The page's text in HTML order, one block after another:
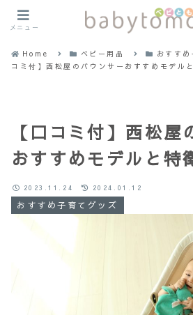
Home ベビー用品 おすす
コミ付】西松屋のバウンサーおすすめモデル
【口コミ付】西松屋
おすすめモデルと特
おすすめ子育てグッズ
2023.11.24 2024.01.12
メニュー